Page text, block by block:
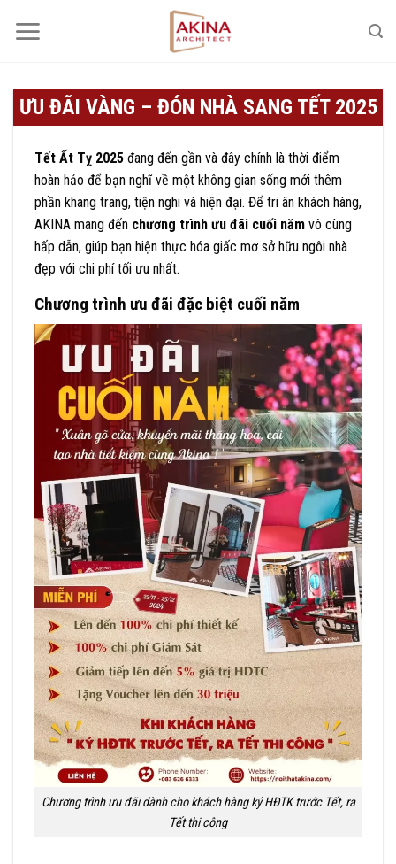
qua
ƯU ĐÃI VÀNG – ĐÓN NHÀ SANG TẾT 2025
Tết Ất Tỵ 2025 đang đến gần và đây chính là thời điểm
hoàn hảo để bạn nghĩ về một không gian sống mới thêm
phần khang trang, tiện nghi và hiện đại. Để tri ân khách hàng,
AKINA mang đến chương trình ưu đãi cuối năm vô cùng
hấp dẫn, giúp bạn hiện thực hóa giấc mơ sở hữu ngôi nhà
đẹp với chi phí tối ưu nhất.
Chương trình ưu đãi đặc biệt cuối năm
Chương trình ưu đãi dành cho khách hàng ký HĐTK trước Tết, ra
Tết thi công